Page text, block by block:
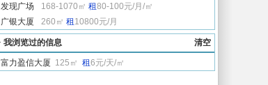
发现广场
168-1070㎡ 租80-100元/月/㎡
广银大厦
260㎡ 租 10800元/月
清空
我浏览过的信息
富力盈信大厦 125㎡ 租6元/天/㎡